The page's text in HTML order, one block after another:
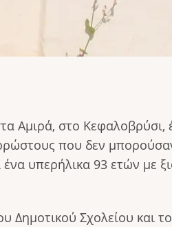
Αμιρά, στο Κεφαλοβρύσι,
που δεν
υπερήλικα 93 ετών με
Σχολείου και